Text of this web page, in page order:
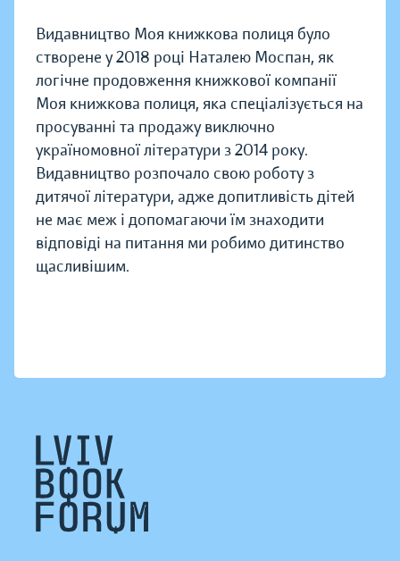
Видавництво Моя книжкова полиця було
створене у 2018 році Наталею Моспан, як
логічне продовження книжкової компанії
Моя книжкова полиця, яка спеціалізується на
просуванні та продажу виключно
україномовної літератури з 2014 року.
Видавництво розпочало свою роботу з
дитячої літератури, адже допитливість дітей
не має меж і допомагаючи їм знаходити
відповіді на питання ми робимо дитинство
щасливішим.